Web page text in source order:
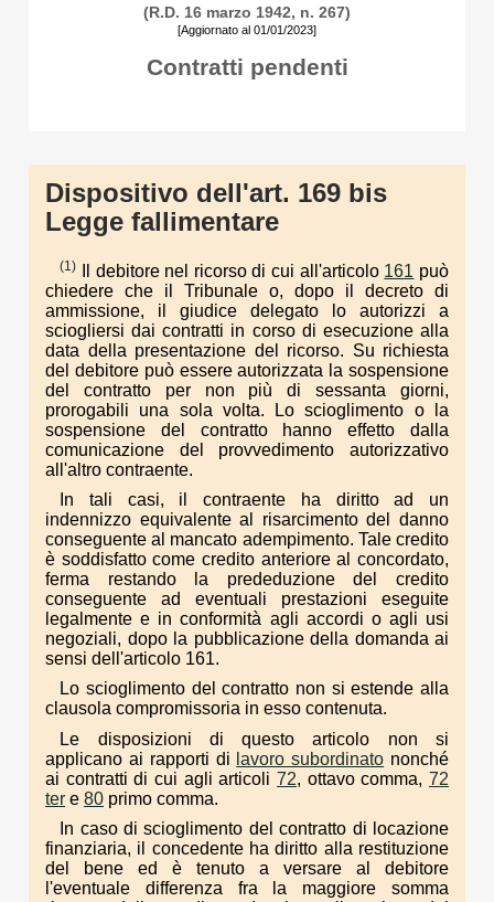
(R.D. 16 marzo 1942, n. 267)
[Aggiornato al 01/01/2023]
Contratti pendenti
Dispositivo dell'art. 169 bis
Legge fallimentare
(1) Il debitore nel ricorso di cui all'articolo 161 può
chiedere che il Tribunale o, dopo il decreto di
ammissione, il giudice delegato lo autorizzi a
sciogliersi dai contratti in corso di esecuzione alla
data della presentazione del ricorso. Su richiesta
del debitore può essere autorizzata la sospensione
del contratto per non più di sessanta giorni,
prorogabili una sola volta. Lo scioglimento o la
sospensione del contratto hanno effetto dalla
comunicazione del provvedimento autorizzativo
all'altro contraente.
In tali casi, il contraente ha diritto ad un
indennizzo equivalente al risarcimento del danno
conseguente al mancato adempimento. Tale credito
è soddisfatto come credito anteriore al concordato,
ferma restando la prededuzione del credito
conseguente ad eventuali prestazioni eseguite
legalmente e in conformità agli accordi o agli usi
negoziali, dopo la pubblicazione della domanda ai
sensi dell'articolo 161.
Lo scioglimento del contratto non si estende alla
clausola compromissoria in esso contenuta.
Le disposizioni di questo articolo non si
applicano ai rapporti di lavoro subordinato nonché
ai contratti di cui agli articoli 72, ottavo comma, 72
ter e 80 primo comma.
In caso di scioglimento del contratto di locazione
finanziaria, il concedente ha diritto alla restituzione
del bene ed è tenuto a versare al debitore
l'eventuale differenza fra la maggiore somma